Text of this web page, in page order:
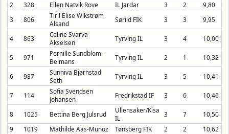
2
328 Ellen Natvik Rove IL Jardar 3 2
9,80
3
806
Tiril Elise Wikstrøm
Alsand
Sørild FIK 3 3 9,95
4 863
Celine Svarva
Akselsen
Tyrving IL 3 4 10,00
5 971
Pernille Sundblom-
Belmans
Tyrving IL 2 1 10,32
6 987
Sunniva Bjørnstad
Seth
Tyrving IL 3 5 10,41
7 114
Sofia Svendsen
Johansen
Fredrikstad IF 3 6 10,46
8 1025 Bettina Berg Julsrud
Ullensaker/Kisa
IL
3 7
10,50
9
1019 Mathilde Aas-Munoz Tønsberg FIK 2 2
10,62